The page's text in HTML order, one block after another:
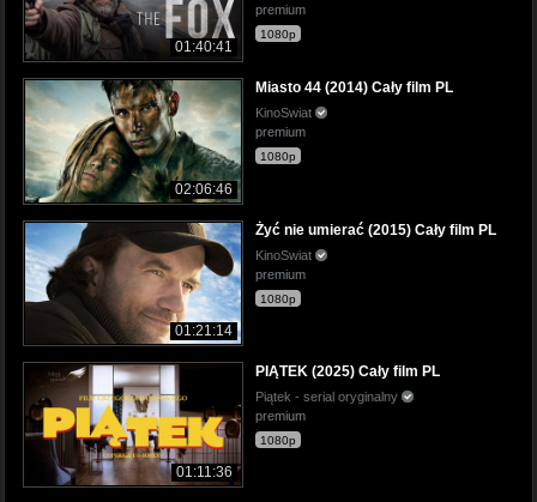
01:40:41
premium
1080p
02:06:46
Miasto 44 (2014) Cały film PL
KinoSwiat
premium
1080p
01:21:14
Żyć nie umierać (2015) Cały film PL
KinoSwiat
premium
1080p
01:11:36
PIĄTEK (2025) Cały film PL
Piątek - serial oryginalny
premium
1080p